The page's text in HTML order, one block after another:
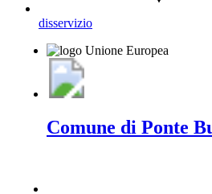
disservizio
Comune di Ponte